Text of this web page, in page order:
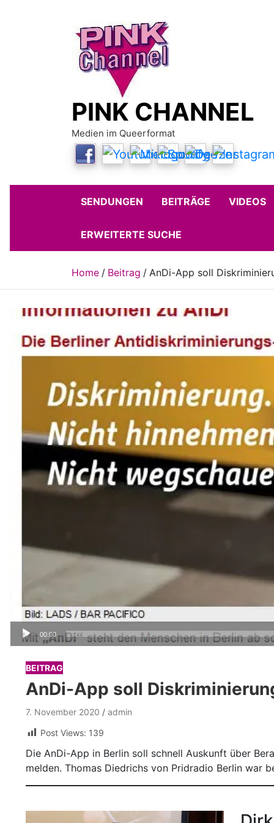
PINK CHANNEL
Medien im Queerformat
SENDUNGEN BEITRÄGE VIDEOS
ERWEITERTE SUCHE
Home Beitrag AnDi-App soll
Audio-
Player
00:00
BEITRAG
AnDi-App soll
7. November 2020
admin
Post Views: 139
Die AnDi-App in Berlin soll schnell Auskunft über
melden. Thomas Diedrichs von Pridradio Berlin war